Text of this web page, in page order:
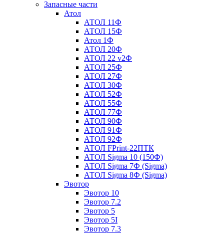
Запасные части
Атол
АТОЛ 11Ф
АТОЛ 15Ф
Атол 1Ф
АТОЛ 20Ф
АТОЛ 22 v2Ф
АТОЛ 25Ф
АТОЛ 27Ф
АТОЛ 30Ф
АТОЛ 52Ф
АТОЛ 55Ф
АТОЛ 77Ф
АТОЛ 90Ф
АТОЛ 91Ф
АТОЛ 92Ф
АТОЛ FPrint-22ПТК
АТОЛ Sigma 10 (150Ф)
АТОЛ Sigma 7Ф (Sigma)
АТОЛ Sigma 8Ф (Sigma)
Эвотор
Эвотор 10
Эвотор 7.2
Эвотор 5
Эвотор 5I
Эвотор 7.3